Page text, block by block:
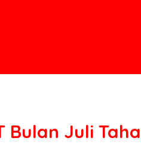
Bulan Juli